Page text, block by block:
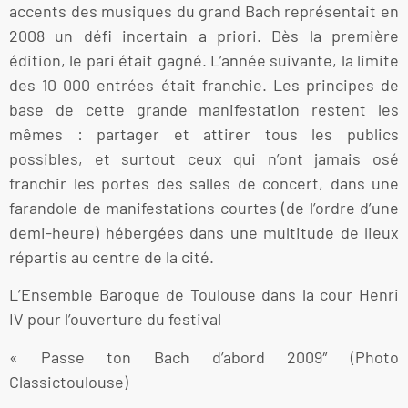
accents des musiques du grand Bach représentait en
2008 un défi incertain a priori. Dès la première
édition, le pari était gagné. L’année suivante, la limite
des 10 000 entrées était franchie. Les principes de
base de cette grande manifestation restent les
mêmes : partager et attirer tous les publics
possibles, et surtout ceux qui n’ont jamais osé
franchir les portes des salles de concert, dans une
farandole de manifestations courtes (de l’ordre d’une
demi-heure) hébergées dans une multitude de lieux
répartis au centre de la cité.
L’Ensemble Baroque de Toulouse dans la cour Henri
IV pour l’ouverture du festival
« Passe ton Bach d’abord 2009″ (Photo
Classictoulouse)